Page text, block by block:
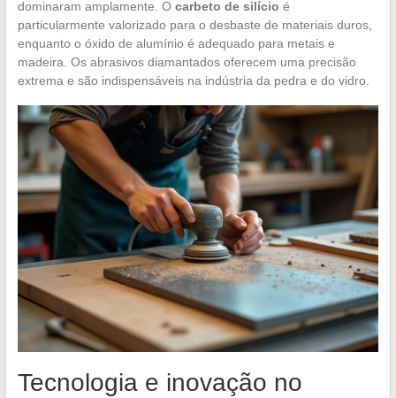
dominaram amplamente. O carbeto de silício é
particularmente valorizado para o desbaste de materiais duros,
enquanto o óxido de alumínio é adequado para metais e
madeira. Os abrasivos diamantados oferecem uma precisão
extrema e são indispensáveis na indústria da pedra e do vidro.
Tecnologia e inovação no